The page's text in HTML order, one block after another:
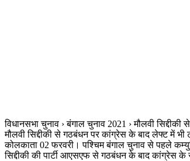
विधानसभा चुनाव › बंगाल चुनाव 2021 › मौलवी
मौलवी सिद्दीकी से गठबंधन पर कांग्रेस के बाद लेफ्ट में
कोलकाता 02 फरवरी। पश्चिम बंगाल चुनाव से पहले
सिद्दीकी की पार्टी आएसएफ से गठबंधन के बाद कांग्रेस